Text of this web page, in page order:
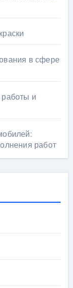
в сфере
и
работ